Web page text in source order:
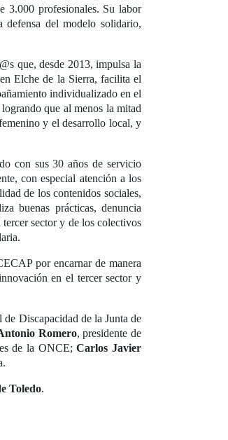
3.000 profesionales. Su labor
del modelo solidario,
que, desde 2013, impulsa la
Elche de la Sierra, facilita el
individualizado en el
que al menos la mitad
y el desarrollo local, y
con sus 30 años de servicio
con especial atención a los
de los contenidos sociales,
buenas prácticas, denuncia
sector y de los colectivos
por encarnar de manera
en el tercer sector y
de Discapacidad de la Junta de
Romero, presidente de
de la ONCE; Carlos Javier
Toledo.